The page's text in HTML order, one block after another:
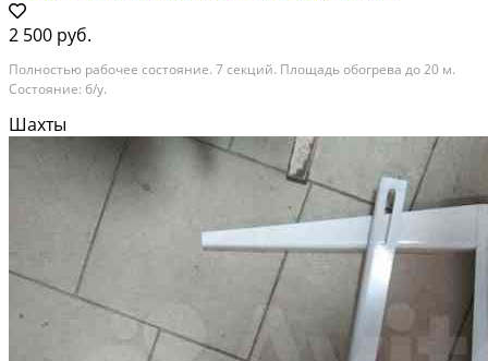
2 500 руб.
Полностью рабочее состояние. 7 секций. Площадь обогрева до 20 м.
Состояние: б/у.
Шахты